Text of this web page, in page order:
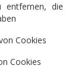
entfernen, die
Cookies
Cookies